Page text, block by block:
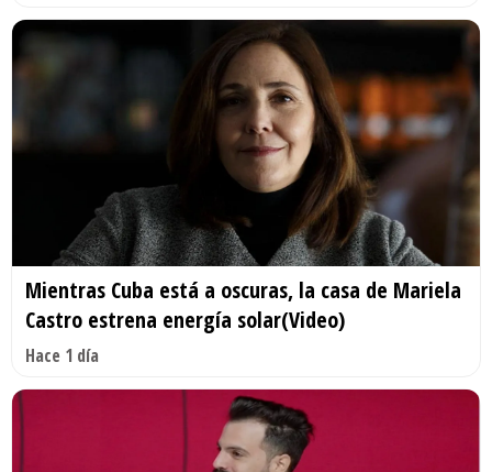
Mientras Cuba está a oscuras, la casa de Mariela
Castro estrena energía solar(Video)
Hace 1 día